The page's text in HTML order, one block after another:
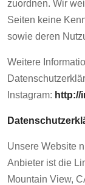
zuordnen. Wir
Seiten keine
sowie deren
Weitere
Instagram: http://
Unsere Website
Anbieter ist die
Mountain View,